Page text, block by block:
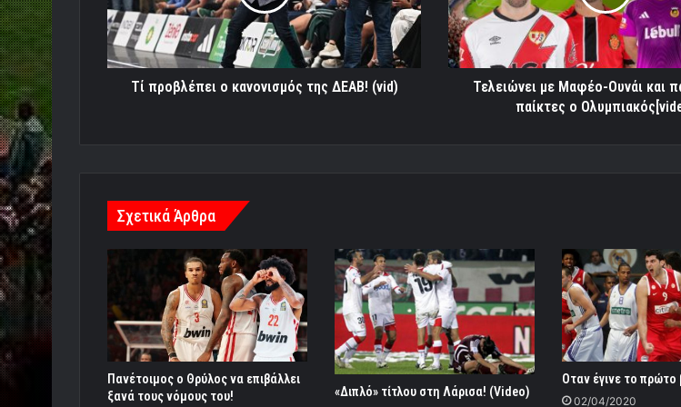
ΔΕΑΒ!
(vid)
Τί προβλέπει ο κανονισμός της ΔΕΑΒ! (vid)
πάει
για
+2
παίκτες
Ολυμπιακός[video]
Τελειώνει με Μαφέο-Ουνάι και
παίκτες ο
Σχετικά Άρθρα
Πανέτοιμος ο Θρύλος να επιβάλλει
ξανά τους νόμους του!
«Διπλό» τίτλου στη Λάρισα! (Video)
Οταν έγινε το
02/04/2020